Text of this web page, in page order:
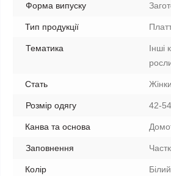
Форма випуску
Тип продукції
Тематика
Інші
Стать Жінки
Розмір одягу 42-54
Канва та основа
Заповнення
Колір Білий